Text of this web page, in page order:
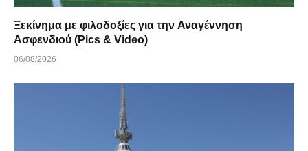
Ξεκίνημα με φιλοδοξίες για την Αναγέννηση
Ασφενδιού (Pics & Video)
06/08/2026